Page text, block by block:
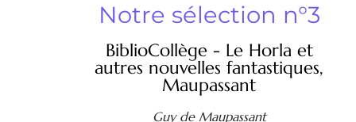
Notre sélection n°3
BiblioCollège - Le Horla et
autres nouvelles fantastiques,
Maupassant
Guy de Maupassant